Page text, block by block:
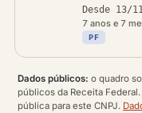
Desde 13/
7 anos e 7
PF
Dados públicos: o quadro
públicos da Receita
pública para este CNPJ.